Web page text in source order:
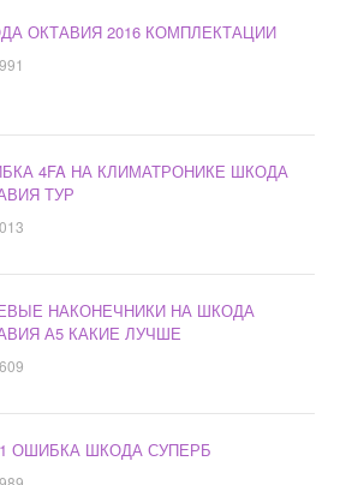
ОКТАВИЯ 2016 КОМПЛЕКТАЦИИ
4FA НА КЛИМАТРОНИКЕ ШКОДА
ТУР
НАКОНЕЧНИКИ НА ШКОДА
А5 КАКИЕ ЛУЧШЕ
ОШИБКА ШКОДА СУПЕРБ